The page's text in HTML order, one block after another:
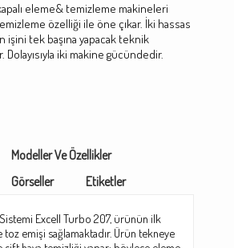
eleme& temizleme makineleri
özelliği ile öne çıkar. İki hassas
işini tek başına yapacak teknik
iki makine gücündedir.
Modeller Ve Özellikler
Görseller
Etiketler
Sistemi Excell Turbo 207, ürünün ilk
emişi sağlamaktadır. Ürün tekneye